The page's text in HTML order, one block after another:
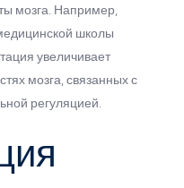
мозга. Например,
школы
увеличивает
мозга, связанных с
регуляцией.